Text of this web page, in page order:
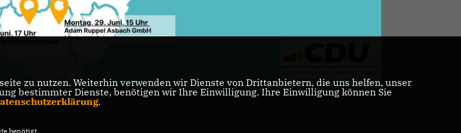
zu nutzen. Weiterhin verwenden wir Dienste von Drittanbietern, die uns helfen, unser
bestimmter Dienste, benötigen wir Ihre Einwilligung. Ihre Einwilligung können Sie
.
benötigt.